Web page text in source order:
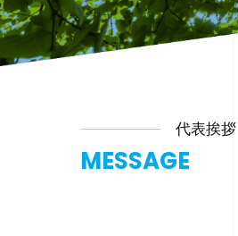
代表挨拶
MESSAGE